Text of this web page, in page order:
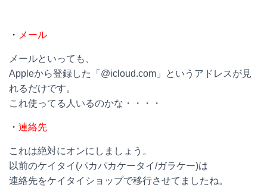
・ メール
メールといっても、
Appleから登録した「@icloud.com」というアドレスが見
れるだけです。
これ使ってる人いるのかな・・・・
・ 連絡先
これは絶対にオンにしましょう。
以前のケイタイ(パカパカケータイ/ガラケー)は
連絡先をケイタイショップで移行させてましたね。